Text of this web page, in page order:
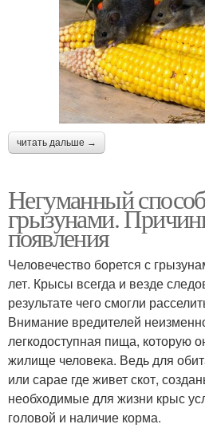
читать дальше →
Негуманный
грызунами.
появления
Человечество борется с
лет. Крысы всегда и везде
результате чего смогли
Внимание вредителей
легкодоступная пища, которую
жилище человека. Ведь для
или сарае где живет скот,
необходимые для жизни крыс
головой и наличие корма.